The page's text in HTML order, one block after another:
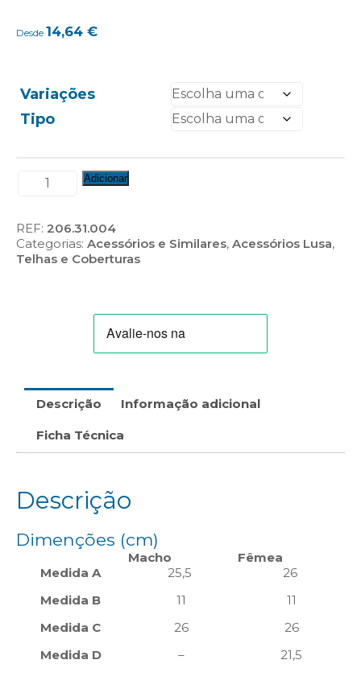
Desde 14,64 €
Variações
Tipo
Quantidade
3
Hastes
(Macho/Fêmea)
Adicionar
REF: 206.31.004
Categorias: Acessórios e Similares, Acessórios Lusa,
Telhas e Coberturas
Descrição Informação adicional
Ficha Técnica
Descrição
Dimenções (cm)
Macho
Fêmea
Medida A
25,5
26
Medida B
11
11
Medida C
26
26
Medida D
– 21,5